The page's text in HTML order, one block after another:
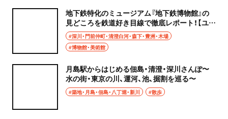
地下鉄特化のミュージアム『地下鉄博物館』の
見どころを鉄道好き目線で徹底レポート！【ユー
タアニキの鉄道散歩】
#深川・門前仲町・清澄白河・森下・豊洲・木場
#博物館・美術館
月島駅からはじめる佃島・清澄・深川さんぽ〜
水の街・東京の川、運河、池、掘割を巡る〜
#築地・月島・佃島・八丁堀・新川 #散歩